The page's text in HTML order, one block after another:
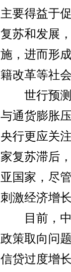
主要得益于
复苏和发展
施，进而形
籍改革等社
世行预测
与通货膨胀
央行更应关
家复苏滞后
亚国家，尽
刺激经济增长
目前，中
政策取向问
信贷过度增